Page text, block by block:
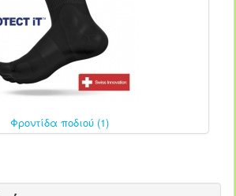
Φροντίδα ποδιού (1)